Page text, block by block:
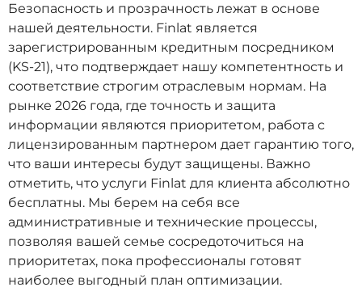
Безопасность и прозрачность лежат в основе
нашей деятельности. Finlat является
зарегистрированным кредитным посредником
(KS-21), что подтверждает нашу компетентность и
соответствие строгим отраслевым нормам. На
рынке 2026 года, где точность и защита
информации являются приоритетом, работа с
лицензированным партнером дает гарантию того,
что ваши интересы будут защищены. Важно
отметить, что услуги Finlat для клиента абсолютно
бесплатны. Мы берем на себя все
административные и технические процессы,
позволяя вашей семье сосредоточиться на
приоритетах, пока профессионалы готовят
наиболее выгодный план оптимизации.